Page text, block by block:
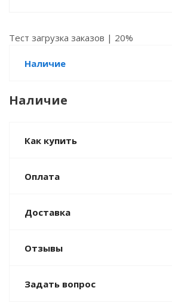
Тест загрузка заказов | 20%
Наличие
Наличие
Как купить
Оплата
Доставка
Отзывы
Задать вопрос